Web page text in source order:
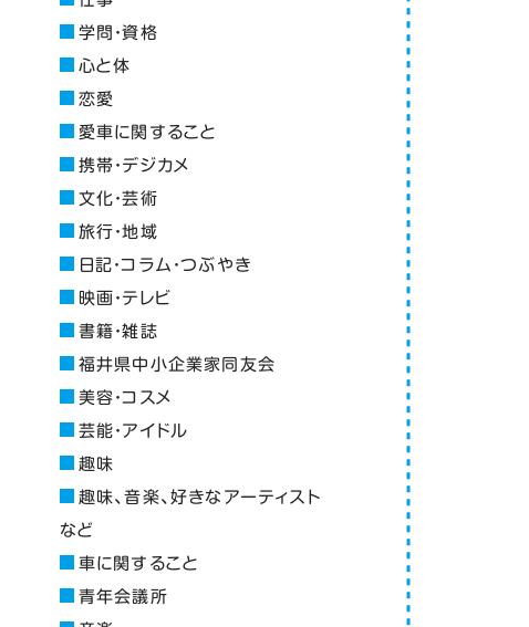
学問・資格
心と体
恋愛
愛車に関すること
携帯・デジカメ
文化・芸術
旅行・地域
日記・コラム・つぶやき
映画・テレビ
書籍・雑誌
福井県中小企業家同友会
美容・コスメ
芸能・アイドル
趣味
趣味、音楽、好きなアーティスト
など
車に関すること
青年会議所